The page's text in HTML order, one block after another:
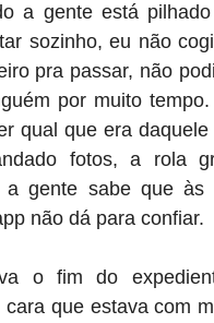
a gente está
sozinho, eu não
pra passar, não
por muito
qual que era
fotos, a rola
a gente sabe que às
não dá para confiar.
o fim do
cara que estava com